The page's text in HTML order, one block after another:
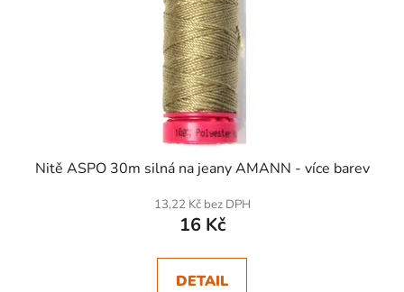
Nitě ASPO 30m silná na jeany AMANN - více barev
13,22 Kč bez DPH
16 Kč
DETAIL